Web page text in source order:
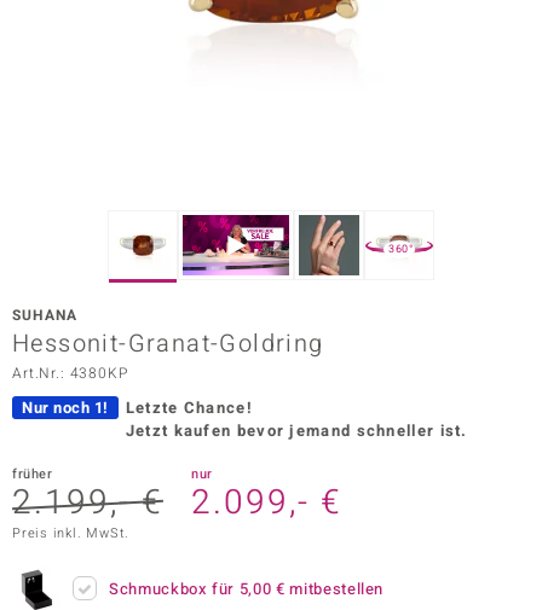
Vogue
360°
SUHANA
Hessonit-Granat-Goldring
Art.Nr.: 4380KP
Nur noch 1!
Letzte Chance!
Jetzt kaufen bevor jemand schneller ist.
früher
2.199,- €
nur
2.099,- €
Preis inkl. MwSt.
Schmuckbox für 5,00 € mitbestellen